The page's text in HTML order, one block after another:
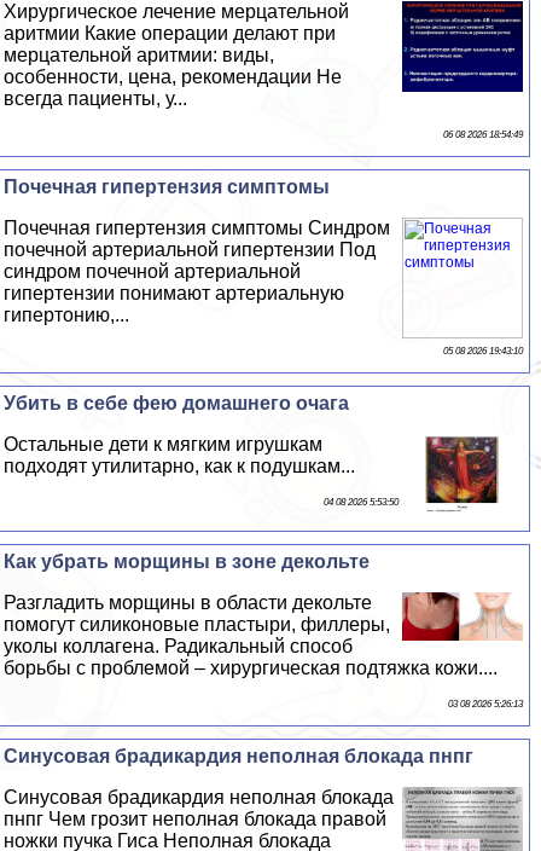
Хирургическое лечение мерцательной
аритмии Какие операции делают при
мерцательной аритмии: виды,
особенности, цена, рекомендации Не
всегда пациенты, у...
06 08 2026 18:54:49
Почечная гипертензия симптомы
Почечная гипертензия симптомы Синдром
почечной артериальной гипертензии Под
синдром почечной артериальной
гипертензии понимают артериальную
гипертонию,...
05 08 2026 19:43:10
Убить в себе фею домашнего очага
Остальные дети к мягким игрушкам
подходят утилитарно, как к подушкам...
04 08 2026 5:53:50
Как убрать морщины в зоне декольте
Разгладить морщины в области декольте
помогут силиконовые пластыри, филлеры,
уколы коллагена. Радикальный способ
борьбы с проблемой – хирургическая подтяжка кожи....
03 08 2026 5:26:13
Синусовая брадикардия неполная блокада пнпг
Синусовая брадикардия неполная блокада
пнпг Чем грозит неполная блокада правой
ножки пучка Гиса Неполная блокада